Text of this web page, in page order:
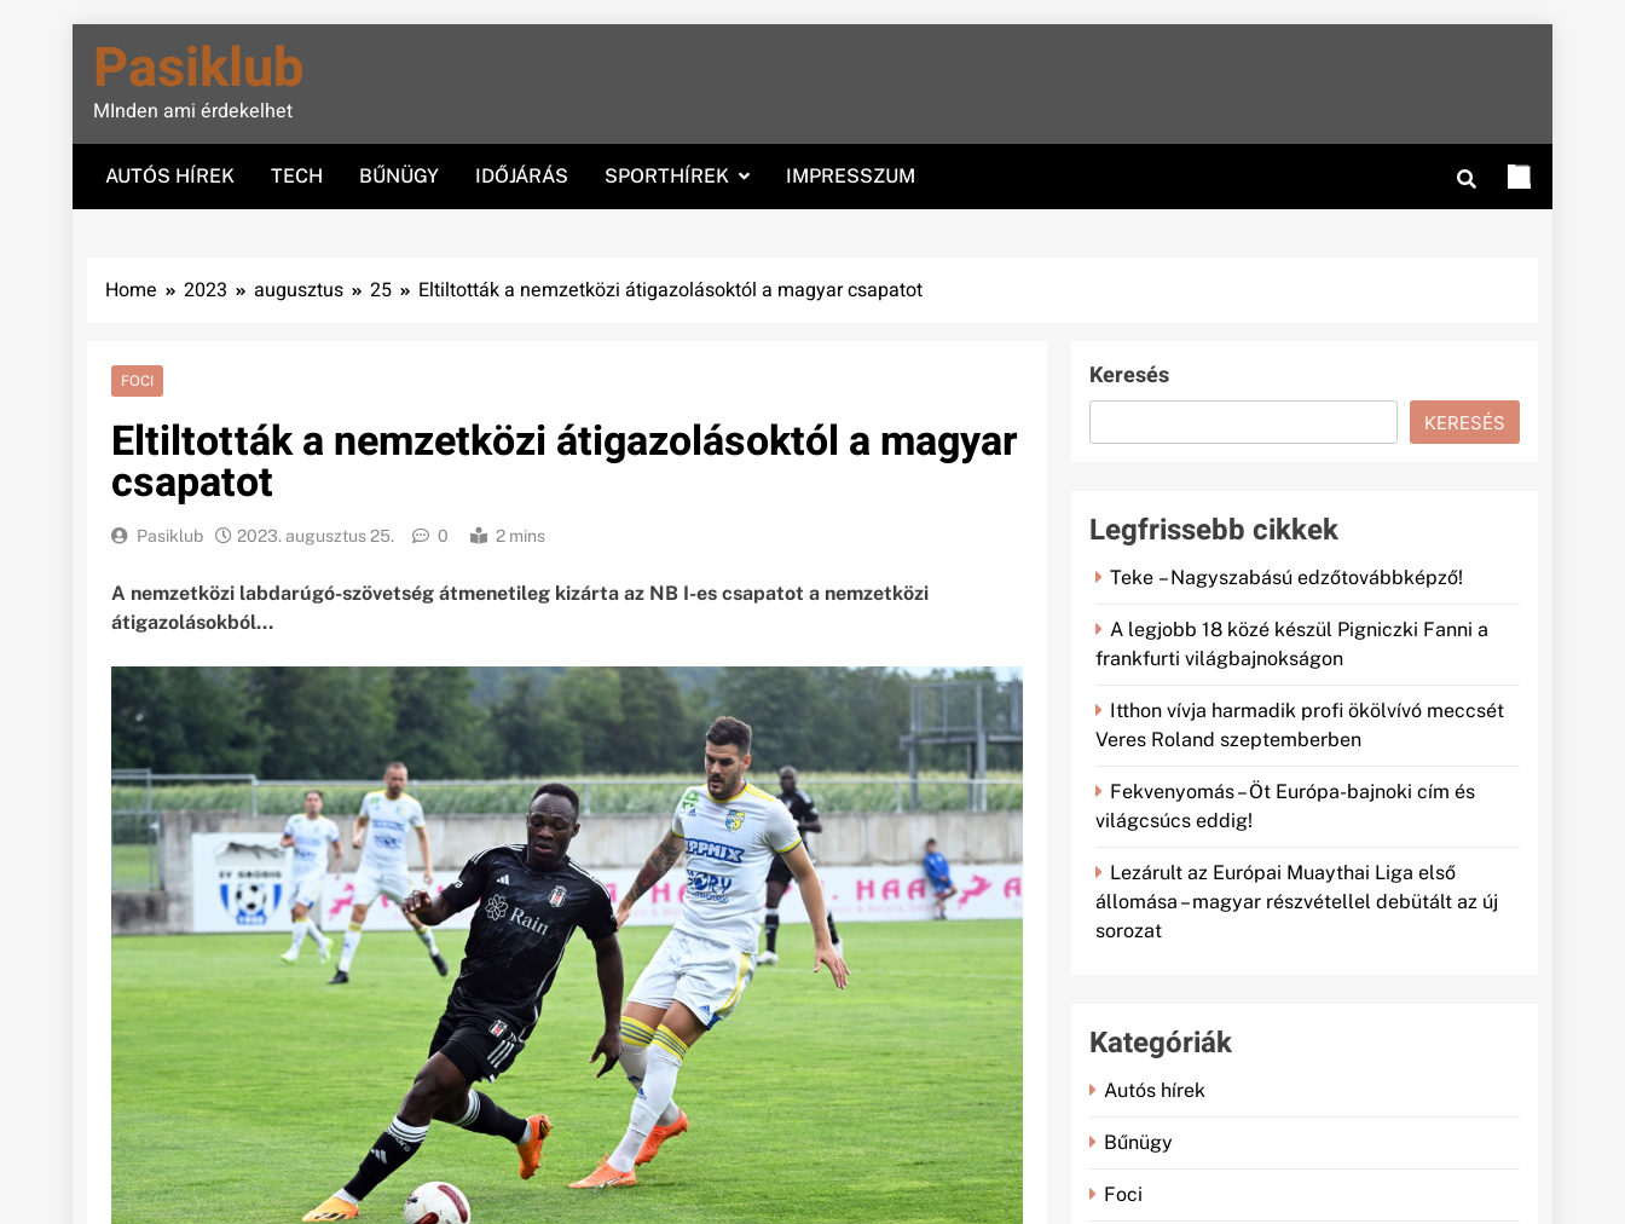
content
Pasiklub
MInden ami érdekelhet
AUTÓS HÍREK TECH BŰNÜGY IDŐJÁRÁS SPORTHÍREK IMPRESSZUM
Home 2023 augusztus 25 Eltiltották a nemzetközi átigazolásoktól a magyar csapatot
FOCI
Eltiltották a nemzetközi átigazolásoktól a magyar
csapatot
Pasiklub 2023. augusztus 25. 0 2 mins
A nemzetközi labdarúgó-szövetség átmenetileg kizárta az NB I-es csapatot a nemzetközi
átigazolásokból…
Keresés
KERESÉS
Legfrissebb cikkek
Teke – Nagyszabású edzőtovábbképző!
A legjobb 18 közé készül Pigniczki Fanni a
frankfurti világbajnokságon
Itthon vívja harmadik profi ökölvívó meccsét
Veres Roland szeptemberben
Fekvenyomás – Öt Európa-bajnoki cím és
világcsúcs eddig!
Lezárult az Európai Muaythai Liga első
állomása – magyar részvétellel debütált az új
sorozat
Kategóriák
Autós hírek
Bűnügy
Foci